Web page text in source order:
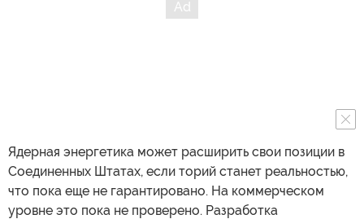
Ядерная энергетика может расширить свои позиции в
Соединенных Штатах, если торий станет реальностью,
что пока еще не гарантировано. На коммерческом
уровне это пока не проверено. Разработка